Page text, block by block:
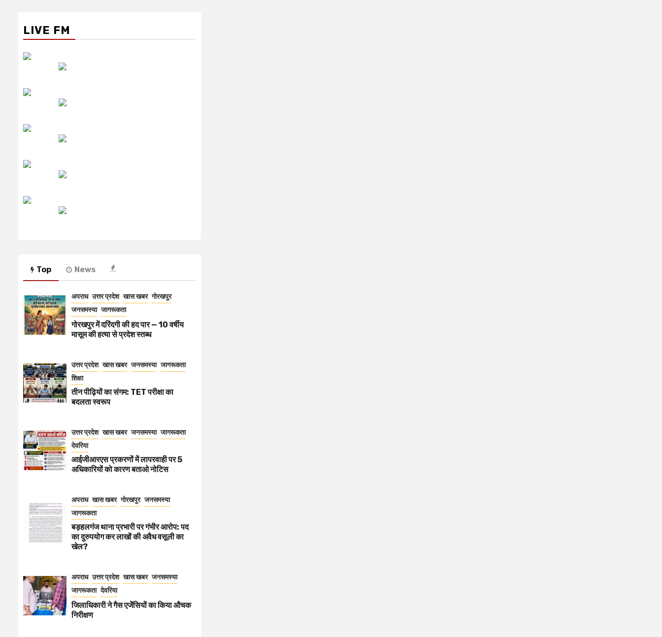
LIVE FM
Top News
अपराध उत्तर प्रदेश खास खबर गोरखपुर
जनसमस्या जागरूकता
गोरखपुर में दरिंदगी की हद पार — 10 वर्षीय
मासूम की हत्या से प्रदेश स्तब्ध
उत्तर प्रदेश खास खबर जनसमस्या जागरूकता
शिक्षा
तीन पीढ़ियों का संगम: TET परीक्षा का
बदलता स्वरूप
उत्तर प्रदेश खास खबर जनसमस्या जागरूकता
देवरिया
आईजीआरएस प्रकरणों में लापरवाही पर 5
अधिकारियों को कारण बताओ नोटिस
अपराध खास खबर गोरखपुर जनसमस्या
जागरूकता
बड़हलगंज थाना प्रभारी पर गंभीर आरोप: पद
का दुरुपयोग कर लाखों की अवैध वसूली का
खेल?
अपराध उत्तर प्रदेश खास खबर जनसमस्या
जागरूकता देवरिया
जिलाधिकारी ने गैस एजेंसियों का किया औचक
निरीक्षण